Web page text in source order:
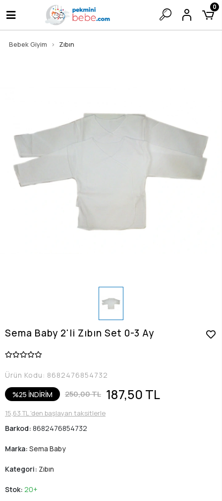
0
Bebek Giyim Zıbın
Sema Baby 2'li Zıbın Set 0-3 Ay
Ürün Kodu: 8682476854732
%25 İNDİRİM 250,00 TL 187,50 TL
15,63 TL 'den başlayan taksitlerle
Barkod: 8682476854732
Marka: Sema Baby
Kategori: Zıbın
Stok: 20+